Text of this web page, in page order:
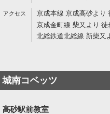
京成本線 京成高砂より
京成金町線 柴又より
北総鉄道北総線 新柴又
城南コベッツ
高砂駅前教室